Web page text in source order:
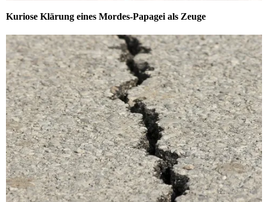
Kuriose Klärung eines Mordes-Papagei als Zeuge